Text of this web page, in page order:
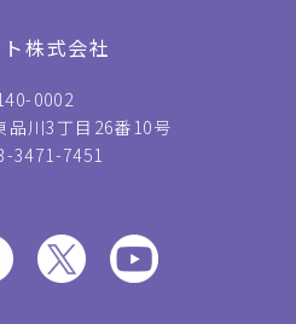
株式会社
0002
品川3丁目26番10号
3471-7451